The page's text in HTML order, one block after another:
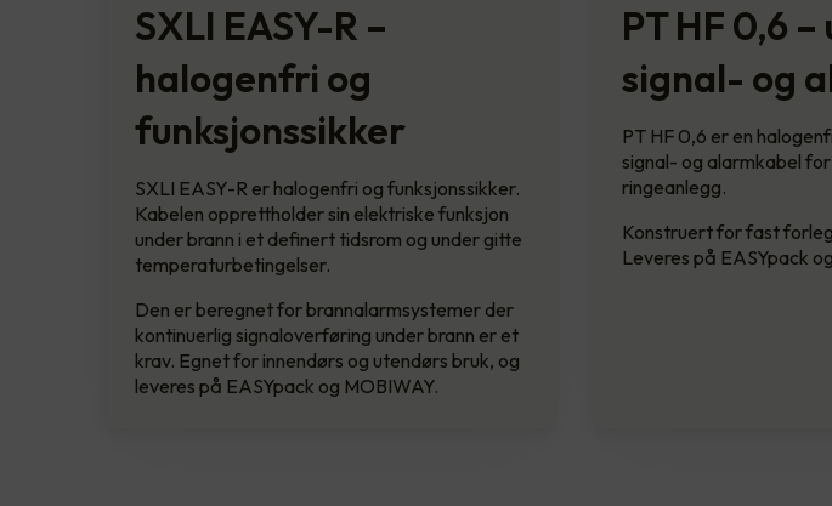
SXLI EASY-R –
halogenfri og
funksjonssikker
SXLI EASY-R er halogenfri og funksjonssikker.
Kabelen opprettholder sin elektriske funksjon
under brann i et definert tidsrom og under gitte
temperaturbetingelser.
Den er beregnet for brannalarmsystemer der
kontinuerlig signaloverføring under brann er et
krav. Egnet for innendørs og utendørs bruk, og
leveres på EASYpack og MOBIWAY.
PT HF 0,6
signal- og
PT HF 0,6 er en
signal- og alarmkabel
ringeanlegg.
Konstruert for fast
Leveres på EASYpack